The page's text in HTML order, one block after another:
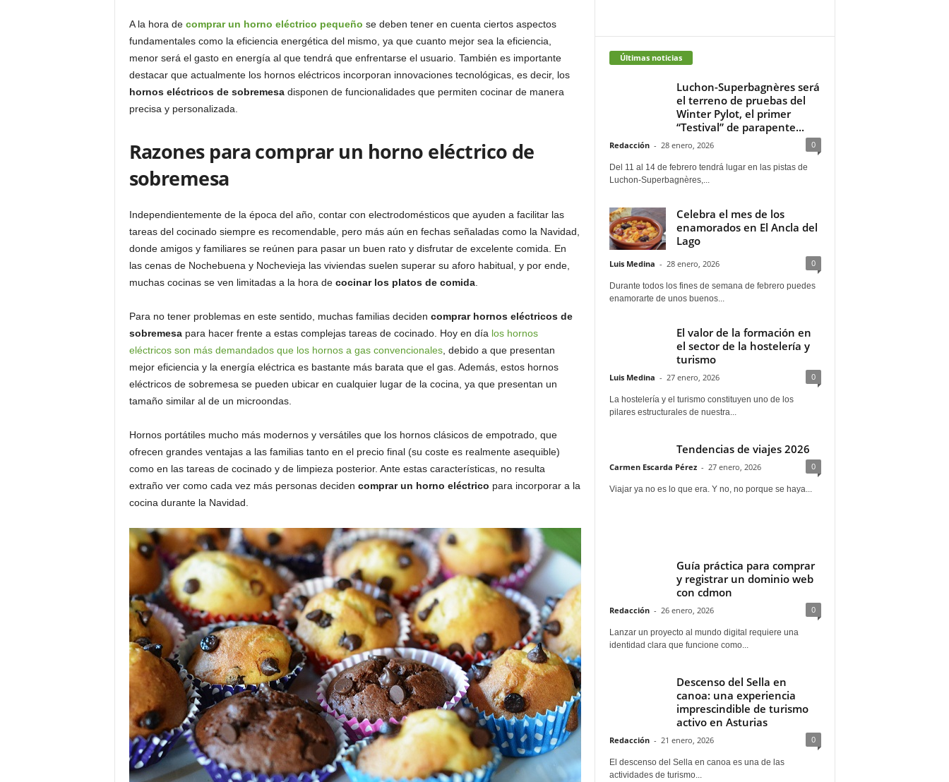
A la hora de comprar un horno eléctrico pequeño se deben tener en cuenta ciertos aspectos
fundamentales como la eficiencia energética del mismo, ya que cuanto mejor sea la eficiencia,
menor será el gasto en energía al que tendrá que enfrentarse el usuario. También es importante
destacar que actualmente los hornos eléctricos incorporan innovaciones tecnológicas, es decir, los
hornos eléctricos de sobremesadisponen de funcionalidades que permiten cocinar de manera
precisa y personalizada.
Razones para comprar un horno eléctrico de
sobremesa
Independientemente de la época del año, contar con electrodomésticos que ayuden a facilitar las
tareas del cocinado siempre es recomendable, pero más aún en fechas señaladas como la Navidad,
donde amigos y familiares se reúnen para pasar un buen rato y disfrutar de excelente comida. En
las cenas de Nochebuena y Nochevieja las viviendas suelen superar su aforo habitual, y por ende,
muchas cocinas se ven limitadas a la hora de cocinar los platos de comida.
Para no tener problemas en este sentido, muchas familias deciden comprar hornos eléctricos de
sobremesapara hacer frente a estas complejas tareas de cocinado. Hoy en día los hornos
eléctricos son más demandados que los hornos a gas convencionales, debido a que presentan
mejor eficiencia y la energía eléctrica es bastante más barata que el gas. Además, estos hornos
eléctricos de sobremesa se pueden ubicar en cualquier lugar de la cocina, ya que presentan un
tamaño similar al de un microondas.
Hornos portátiles mucho más modernos y versátiles que los hornos clásicos de empotrado, que
ofrecen grandes ventajas a las familias tanto en el precio final (su coste es realmente asequible)
como en las tareas de cocinado y de limpieza posterior. Ante estas características, no resulta
extraño ver como cada vez más personas deciden comprar un horno eléctrico para incorporar a la
cocina durante la Navidad.
Últimas noticias
Luchon-Superbagnères será
el terreno de pruebas del
Winter Pylot, el primer
“Testival” de parapente...
Redacción - 28 enero, 2026 0
Del 11 al 14 de febrero tendrá lugar en las pistas de
Luchon-Superbagnères,...
Celebra el mes de los
enamorados en El Ancla del
Lago
Luis Medina - 28 enero, 2026 0
Durante todos los fines de semana de febrero puedes
enamorarte de unos buenos...
El valor de la formación en
el sector de la hostelería y
turismo
Luis Medina - 27 enero, 2026 0
La hostelería y el turismo constituyen uno de los
pilares estructurales de nuestra...
Tendencias de viajes 2026
Carmen Escarda Pérez - 27 enero, 2026 0
Viajar ya no es lo que era. Y no, no porque se haya...
Guía práctica para comprar
y registrar un dominio web
con cdmon
Redacción - 26 enero, 2026 0
Lanzar un proyecto al mundo digital requiere una
identidad clara que funcione como...
Descenso del Sella en
canoa: una experiencia
imprescindible de turismo
activo en Asturias
Redacción - 21 enero, 2026 0
El descenso del Sella en canoa es una de las
actividades de turismo...